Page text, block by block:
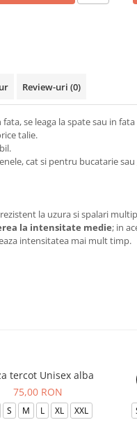
Review-uri (0)
se leaga la spate sau in fata
talie.
cat si pentru bucatarie
la uzura si spalari
la intensitate medie; in
intensitatea mai mult timp.
tercot Unisex alba
75,00 RON
S M L XL XXL